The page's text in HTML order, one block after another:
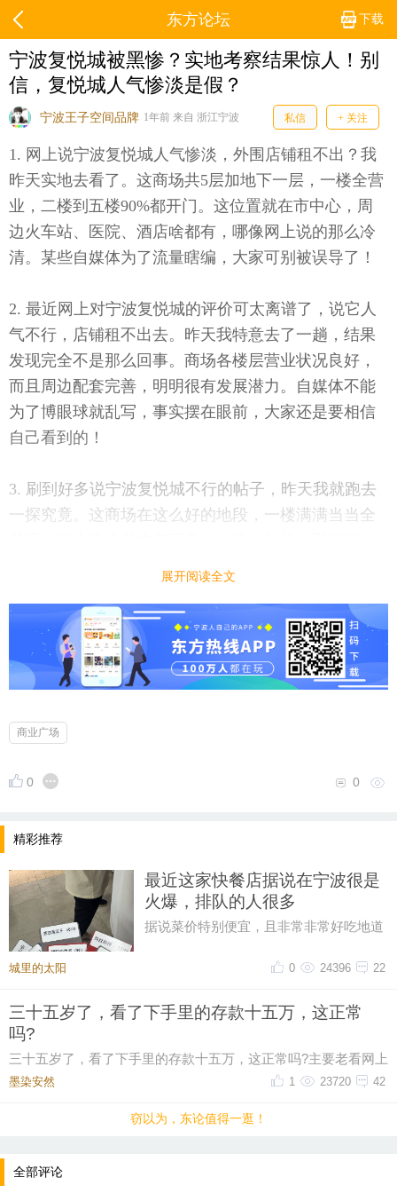
下载
东方论坛
宁波复悦城被黑惨？实地考察结果惊人！别
信，复悦城人气惨淡是假？
宁波王子空间品牌 1年前 来自 浙江宁波 私信 + 关注
1. 网上说宁波复悦城人气惨淡，外围店铺租不出？我
昨天实地去看了。这商场共5层加地下一层，一楼全营
业，二楼到五楼90%都开门。这位置就在市中心，周
边火车站、医院、酒店啥都有，哪像网上说的那么冷
清。某些自媒体为了流量瞎编，大家可别被误导了！
2. 最近网上对宁波复悦城的评价可太离谱了，说它人
气不行，店铺租不出去。昨天我特意去了一趟，结果
发现完全不是那么回事。商场各楼层营业状况良好，
而且周边配套完善，明明很有发展潜力。自媒体不能
为了博眼球就乱写，事实摆在眼前，大家还是要相信
自己看到的！
3. 刷到好多说宁波复悦城不行的帖子，昨天我就跑去
一探究竟。这商场在这么好的地段，一楼满满当当全
它“开业红三天”“人气冷清清”的自媒体，真的是为了流
发布，宁波王子空间
日期，2.17.
展开阅读全文
商业广场
0 0
精彩推荐
最近这家快餐店据说在宁波很是
火爆，排队的人很多
据说菜价特别便宜，且非常非常好吃地道
城里的太阳 22
24396
0
三十五岁了，看了下手里的存款十五万，这正常
吗?
三十五岁了，看了下手里的存款十五万，这正常吗?主要老看网上
有人说这个年纪起码五十万起步，我身边有些朋
墨染安然ゝ 42
23720
1
窃以为，东论值得一逛！
全部评论